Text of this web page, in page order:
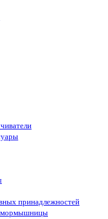
принадлежностей
мормышницы